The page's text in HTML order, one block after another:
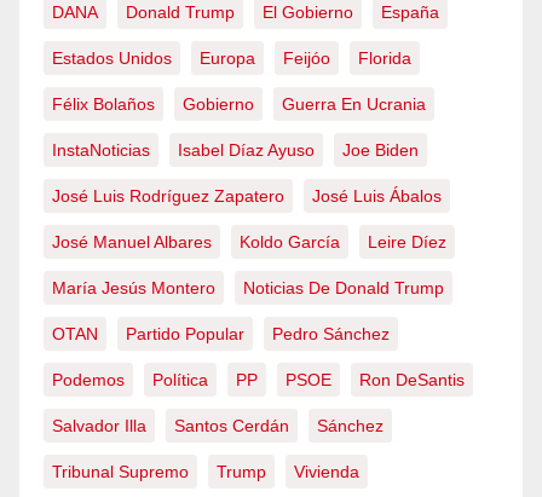
DANA Donald Trump El Gobierno España
Estados Unidos Europa Feijóo Florida
Félix Bolaños Gobierno Guerra En Ucrania
InstaNoticias Isabel Díaz Ayuso Joe Biden
José Luis Rodríguez Zapatero José Luis Ábalos
José Manuel Albares Koldo García Leire Díez
María Jesús Montero Noticias De Donald Trump
OTAN Partido Popular Pedro Sánchez
Podemos Política PP PSOE Ron DeSantis
Salvador Illa Santos Cerdán Sánchez
Tribunal Supremo Trump Vivienda